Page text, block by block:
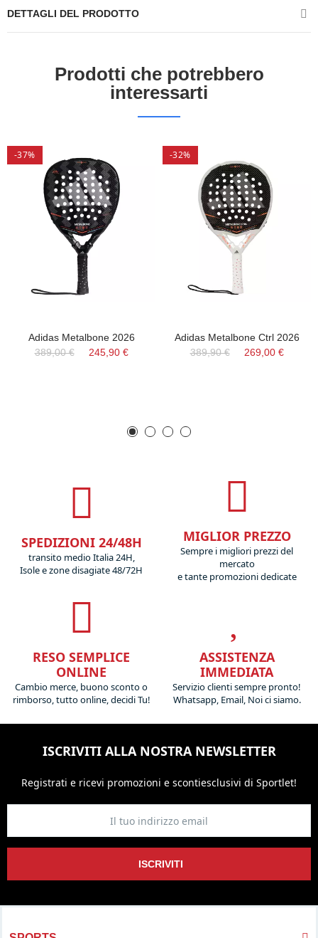
DETTAGLI DEL PRODOTTO
Prodotti che potrebbero
interessarti
-37%
Adidas Metalbone 2026
389,00 €
245,90 €
-32%
Adidas Metalbone Ctrl 2026
389,90 €
269,00 €
SPEDIZIONI 24/48H
transito medio Italia 24H,
Isole e zone disagiate 48/72H
MIGLIOR PREZZO
Sempre i migliori prezzi del
mercato
e tante promozioni dedicate
RESO SEMPLICE
ONLINE
Cambio merce, buono sconto o
rimborso, tutto online, decidi Tu!
ASSISTENZA
IMMEDIATA
Servizio clienti sempre pronto!
Whatsapp, Email, Noi ci siamo.
ISCRIVITI ALLA NOSTRA NEWSLETTER
Registrati e ricevi promozioni e scontiesclusivi di Sportlet!
ISCRIVITI